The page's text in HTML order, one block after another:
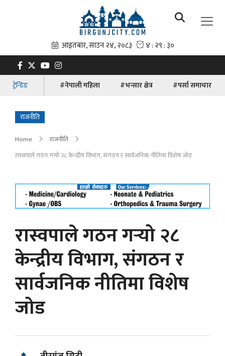
ट्रेन्डिङ #नेपाली महिला #भन्सार क्षेत्र #पर्सा समाचार
राजनीति
Home
राजनीति
रास्वपाले गठन गर्‍यो २८ केन्द्रीय विभाग, संगठन र सार्वजनिक नीतिमा विशेष जोड
रास्वपाले गठन गर्‍यो २८
केन्द्रीय विभाग, संगठन र
सार्वजनिक नीतिमा विशेष
जोड